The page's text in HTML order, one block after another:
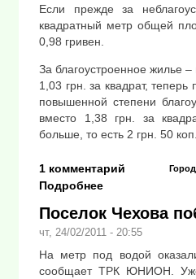
Если прежде за
квадратный метр общей
0,98 гривен.
За благоустроенное жилье
1,03 грн. за квадрат,
повышенной степени
вместо 1,38 грн. за
больше, то есть 2 грн. 50
Город
1 комментарий
Подробнее
Поселок Чехова
чт, 24/02/2011 - 20:55
На метр под водой
сообщает ТРК ЮНИОН. Уже